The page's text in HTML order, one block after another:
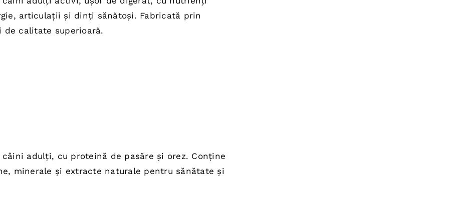
lei.
articulații și dinți sănătoși. Fabricată prin
calitate superioară.
lei.
adulți, cu proteină de pasăre și orez. Conține
minerale și extracte naturale pentru sănătate și